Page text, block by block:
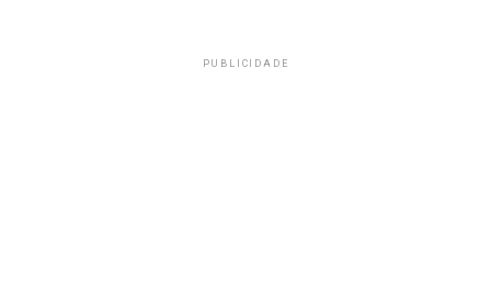
PUBLICIDADE